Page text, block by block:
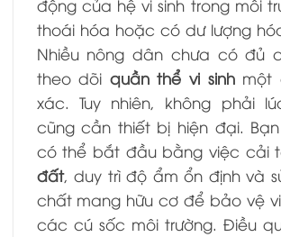
động của hệ vi sinh trong môi
thoái hóa hoặc có dư lượng
Nhiều nông dân chưa có đủ
theo dõi quần thể vi sinhmột
xác. Tuy nhiên, không phải
cũng cần thiết bị hiện đại.
có thể bắt đầu bằng việc cải
đất, duy trì độ ẩm ổn định và
chất mang hữu cơ để bảo vệ
các cú sốc môi trường. Điều